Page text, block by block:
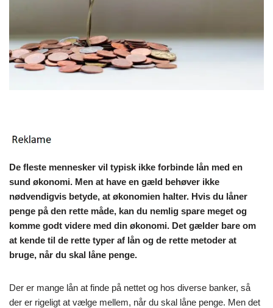
De fleste mennesker vil typisk ikke forbinde lån med en
sund økonomi. Men at have en gæld behøver ikke
nødvendigvis betyde, at økonomien halter. Hvis du låner
penge på den rette måde, kan du nemlig spare meget og
komme godt videre med din økonomi. Det gælder bare om
at kende til de rette typer af lån og de rette metoder at
bruge, når du skal låne penge.
Der er mange lån at finde på nettet og hos diverse banker, så
der er rigeligt at vælge mellem, når du skal låne penge. Men det